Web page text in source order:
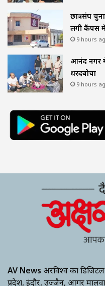
छात्रसंघ
लगी कैंपस
9 hours
आनंद नगर
धरदबोचा
9 hours
AV News अक्षरविश्व का
प्रदेश, इंदौर, उज्जैन, आगर